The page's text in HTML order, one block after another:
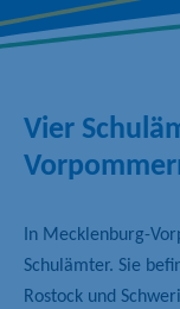
Vier
In Mecklenburg-
Schulämter. Sie
Rostock und